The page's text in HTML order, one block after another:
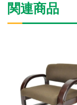
関連商品